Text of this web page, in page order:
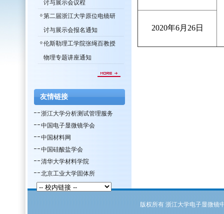
讨与展示会议程
第二届浙江大学原位电镜研
讨与展示会报名通知
伦斯勒理工学院张绳百教授
物理专题讲座通知
友情链接
浙江大学分析测试管理服务
中国电子显微镜学会
中国材料网
中国硅酸盐学会
清华大学材料学院
北京工业大学固体所
2020年6月26日
版权所有 浙江大学电子显微镜